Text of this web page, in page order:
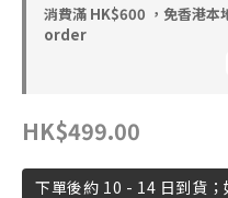
消費滿 HK$600 ，免香港本
order
HK$499.00
下單後約 10 - 14 日到貨